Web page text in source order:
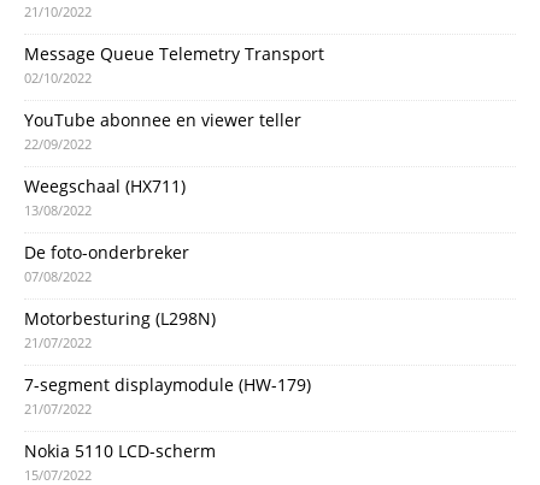
21/10/2022
Message Queue Telemetry Transport
02/10/2022
YouTube abonnee en viewer teller
22/09/2022
Weegschaal (HX711)
13/08/2022
De foto-onderbreker
07/08/2022
Motorbesturing (L298N)
21/07/2022
7-segment displaymodule (HW-179)
21/07/2022
Nokia 5110 LCD-scherm
15/07/2022